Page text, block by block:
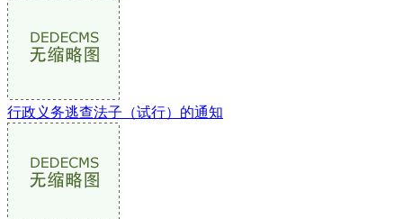
行政义务逃查法子（试行）的通知